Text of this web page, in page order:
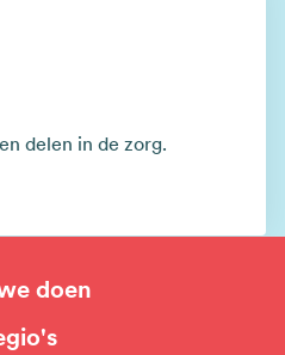
delen in de zorg.
doen